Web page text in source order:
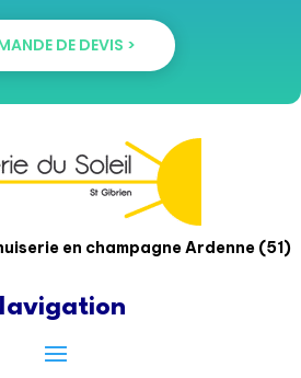
DE DEVIS >
en champagne Ardenne (51)